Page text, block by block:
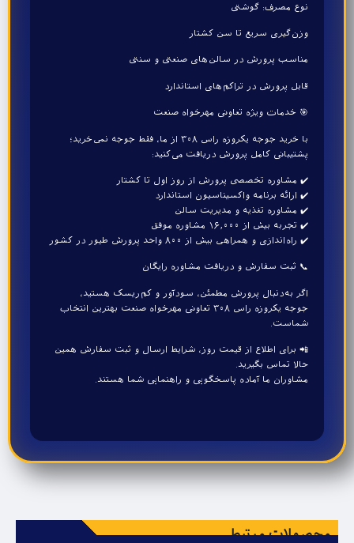
نوع مصرف: گوشتی
وزن‌گیری سریع تا سن کشتار
مناسب پرورش در سالن‌های صنعتی و سنتی
قابل پرورش در تراکم‌های استاندارد
🎯 خدمات ویژه تعاونی مهرخواه صنعت
با خرید جوجه یکروزه راس ۳۰۸ از ما، فقط جوجه نمی‌خرید؛
پشتیبانی کامل پرورش دریافت می‌کنید:
✔️ مشاوره تخصصی پرورش از روز اول تا کشتار
✔️ ارائه برنامه واکسیناسیون استاندارد
✔️ مشاوره تغذیه و مدیریت سالن
✔️ تجربه بیش از ۱۶٬۰۰۰ مشاوره موفق
✔️ راه‌اندازی و همراهی بیش از ۸۰۰ واحد پرورش طیور در کشور
📞 ثبت سفارش و دریافت مشاوره رایگان
اگر به‌دنبال پرورش مطمئن، سودآور و کم‌ریسک هستید،
جوجه یکروزه راس ۳۰۸ تعاونی مهرخواه صنعت بهترین انتخاب
شماست.
📲 برای اطلاع از قیمت روز، شرایط ارسال و ثبت سفارش همین
حالا تماس بگیرید.
مشاوران ما آماده پاسخگویی و راهنمایی شما هستند.
محصولات مرتبط